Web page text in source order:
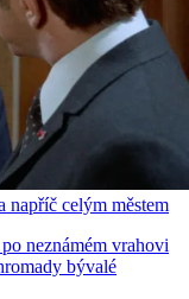
napříč celým městem
neznámém vrahovi
bývalé